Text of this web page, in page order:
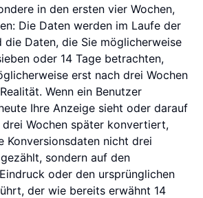
in den ersten vier Wochen,
Die Daten werden im Laufe der
die Daten, die Sie möglicherweise
oder 14 Tage betrachten,
erst nach drei Wochen
Wenn ein Benutzer
Ihre Anzeige sieht oder darauf
Wochen später konvertiert,
Konversionsdaten nicht drei
sondern auf den
oder den ursprünglichen
der wie bereits erwähnt 14